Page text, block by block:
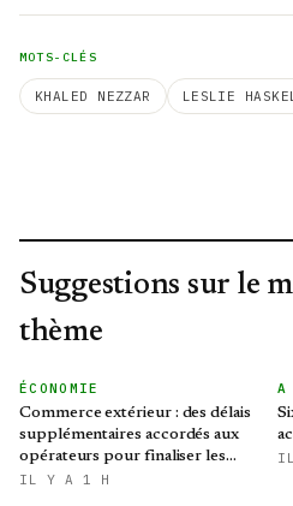
MOTS-CLÉS
KHALED NEZZAR LESLIE
Suggestions sur le
thème
ÉCONOMIE
Commerce extérieur : des délais
supplémentaires accordés aux
opérateurs pour finaliser les
procédures d'importation
IL Y A 1 H
A